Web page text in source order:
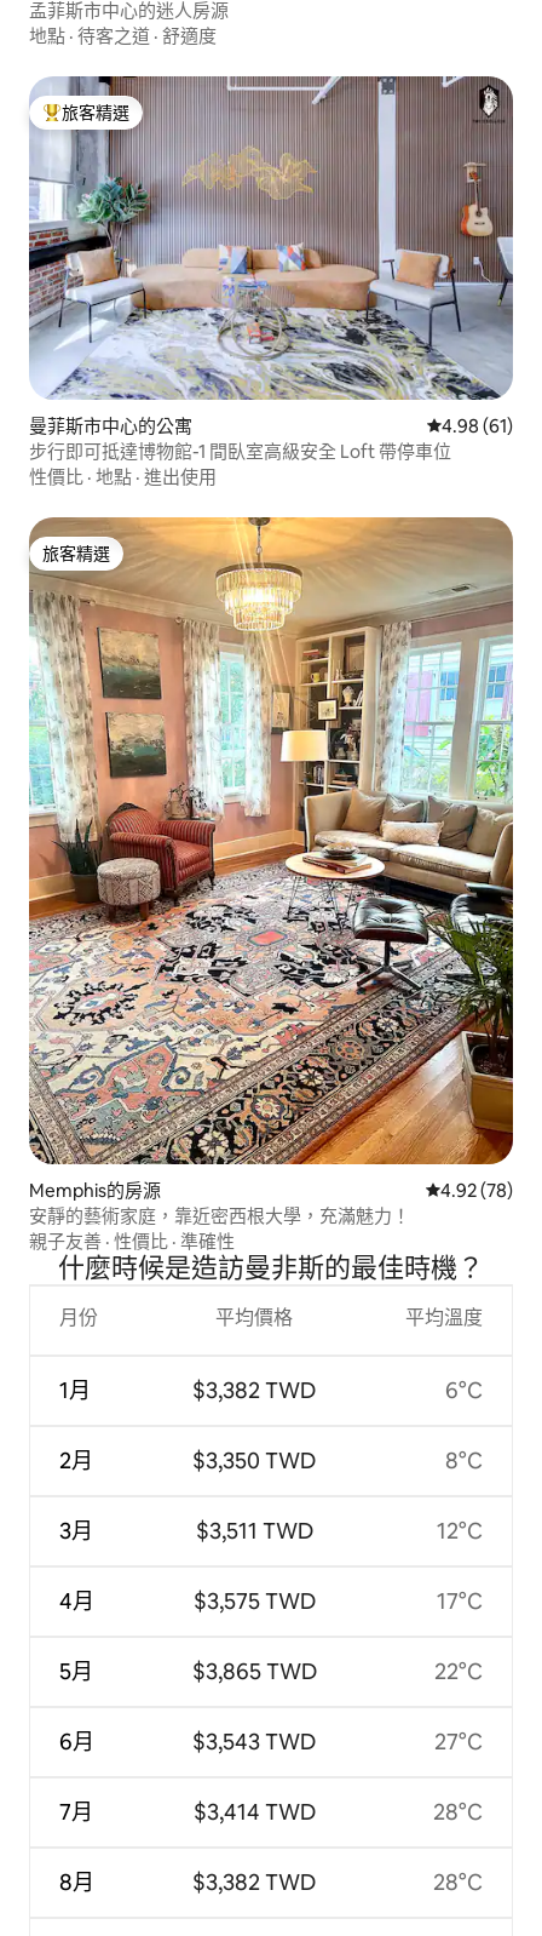
孟菲斯市中心的迷人房源
地點 · 待客之道 · 舒適度
旅客精選榜首
旅客精選
曼菲斯市中心的公寓 從 61 則評價
4.98 (61)
步行即可抵達博物館-1 間臥室高級安全 Loft 帶停車位
性價比 · 地點 · 進出使用
旅客精選
旅客精選
Memphis的房源 從 78 則評價
4.92 (78)
安靜的藝術家庭，靠近密西根大學，充滿魅力！
親子友善 · 性價比 · 準確性
什麼時候是造訪曼非斯的最佳時機？
月份
1月
2月
3月
4月
5月
6月
7月
8月
平均價格
$3,382 TWD
$3,350 TWD
$3,511 TWD
$3,575 TWD
$3,865 TWD
$3,543 TWD
$3,414 TWD
$3,382 TWD
平均溫度
6°C
8°C
12°C
17°C
22°C
27°C
28°C
28°C